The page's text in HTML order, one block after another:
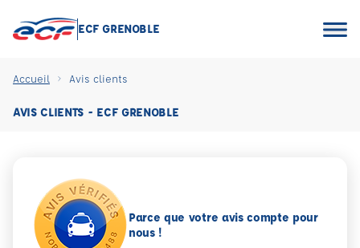
ECF GRENOBLE
Accueil Avis clients
AVIS CLIENTS - ECF GRENOBLE
Parce que votre avis compte pour
nous !